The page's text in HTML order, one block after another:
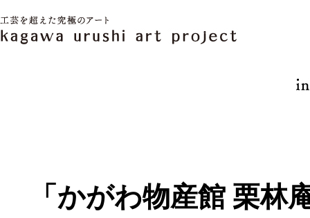
「かがわ物産館 栗林